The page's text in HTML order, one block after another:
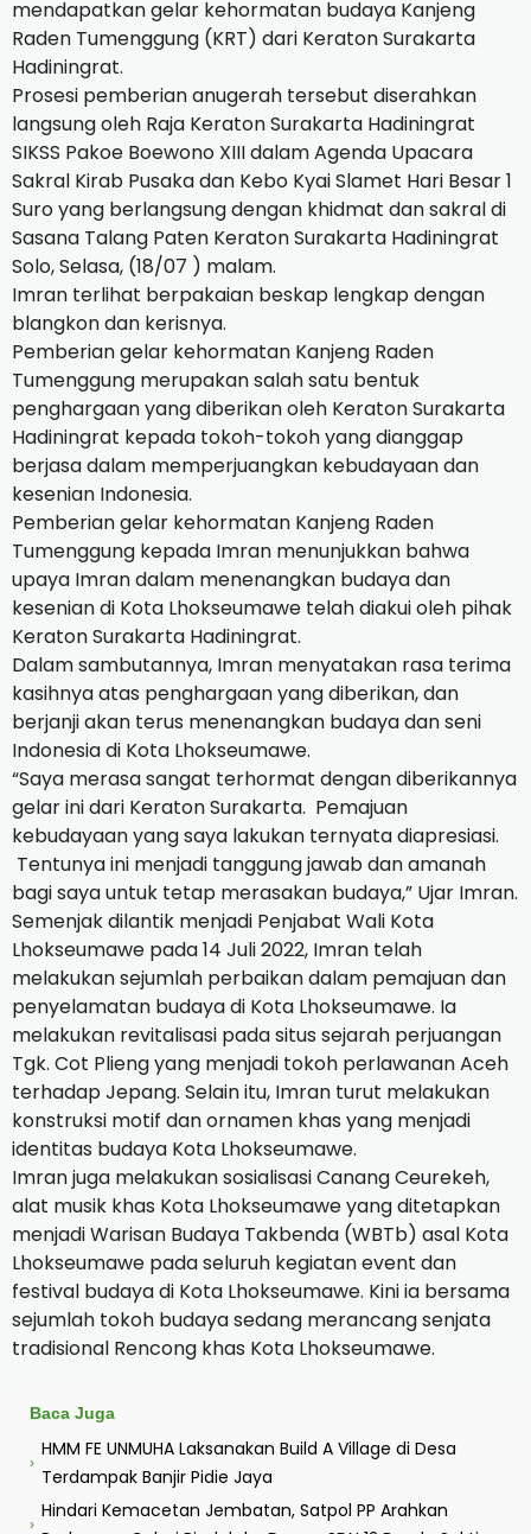
mendapatkan gelar kehormatan budaya Kanjeng
Raden Tumenggung (KRT) dari Keraton Surakarta
Hadiningrat.
Prosesi pemberian anugerah tersebut diserahkan
langsung oleh Raja Keraton Surakarta Hadiningrat
SIKSS Pakoe Boewono XIII dalam Agenda Upacara
Sakral Kirab Pusaka dan Kebo Kyai Slamet Hari Besar 1
Suro yang berlangsung dengan khidmat dan sakral di
Sasana Talang Paten Keraton Surakarta Hadiningrat
Solo, Selasa, (18/07 ) malam.
Imran terlihat berpakaian beskap lengkap dengan
blangkon dan kerisnya.
Pemberian gelar kehormatan Kanjeng Raden
Tumenggung merupakan salah satu bentuk
penghargaan yang diberikan oleh Keraton Surakarta
Hadiningrat kepada tokoh-tokoh yang dianggap
berjasa dalam memperjuangkan kebudayaan dan
kesenian Indonesia.
Pemberian gelar kehormatan Kanjeng Raden
Tumenggung kepada Imran menunjukkan bahwa
upaya Imran dalam menenangkan budaya dan
kesenian di Kota Lhokseumawe telah diakui oleh pihak
Keraton Surakarta Hadiningrat.
Dalam sambutannya, Imran menyatakan rasa terima
kasihnya atas penghargaan yang diberikan, dan
berjanji akan terus menenangkan budaya dan seni
Indonesia di Kota Lhokseumawe.
“Saya merasa sangat terhormat dengan diberikannya
gelar ini dari Keraton Surakarta. Pemajuan
kebudayaan yang saya lakukan ternyata diapresiasi.
Tentunya ini menjadi tanggung jawab dan amanah
bagi saya untuk tetap merasakan budaya,” Ujar Imran.
Semenjak dilantik menjadi Penjabat Wali Kota
Lhokseumawe pada 14 Juli 2022, Imran telah
melakukan sejumlah perbaikan dalam pemajuan dan
penyelamatan budaya di Kota Lhokseumawe. Ia
melakukan revitalisasi pada situs sejarah perjuangan
Tgk. Cot Plieng yang menjadi tokoh perlawanan Aceh
terhadap Jepang. Selain itu, Imran turut melakukan
konstruksi motif dan ornamen khas yang menjadi
identitas budaya Kota Lhokseumawe.
Imran juga melakukan sosialisasi Canang Ceurekeh,
alat musik khas Kota Lhokseumawe yang ditetapkan
menjadi Warisan Budaya Takbenda (WBTb) asal Kota
Lhokseumawe pada seluruh kegiatan event dan
festival budaya di Kota Lhokseumawe. Kini ia bersama
sejumlah tokoh budaya sedang merancang senjata
tradisional Rencong khas Kota Lhokseumawe.
Baca Juga
›
HMM FE UNMUHA Laksanakan Build A Village di Desa
Terdampak Banjir Pidie Jaya
›
Hindari Kemacetan Jembatan, Satpol PP Arahkan